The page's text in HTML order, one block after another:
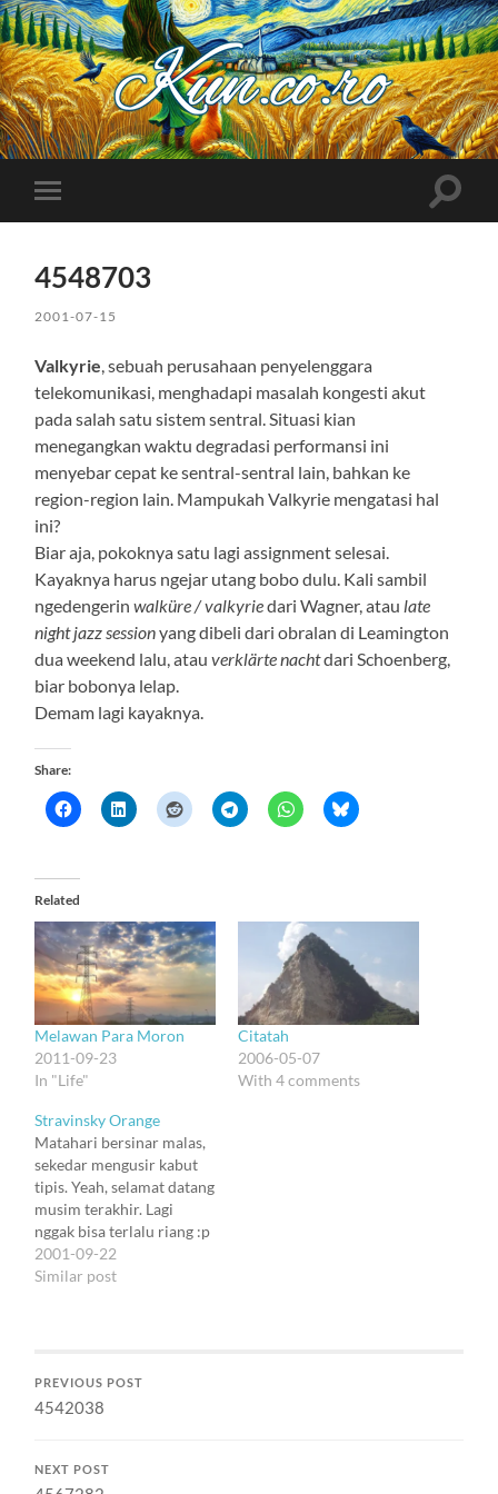
Kuncoro++
Toggle
mobile
Toggle
4548703
2001-07-15
Valkyrie , sebuah perusahaan penyelenggara
telekomunikasi, menghadapi masalah kongesti akut
pada salah satu sistem sentral. Situasi kian
menegangkan waktu degradasi performansi ini
menyebar cepat ke sentral-sentral lain, bahkan ke
region-region lain. Mampukah Valkyrie mengatasi hal
ini?
Biar aja, pokoknya satu lagi assignment selesai.
Kayaknya harus ngejar utang bobo dulu. Kali sambil
ngedengerinwalküre / valkyriedari Wagner, atau late
night jazz sessionyang dibeli dari obralan di Leamington
dua weekend lalu, atauverklärte nachtdari Schoenberg,
biar bobonya lelap.
Demam lagi kayaknya.
Share:
Related
Melawan Para Moron
2011-09-23
In "Life"
Citatah
2006-05-07
With 4 comments
Stravinsky Orange
Matahari bersinar malas,
sekedar mengusir kabut
tipis. Yeah, selamat datang
musim terakhir. Lagi
nggak bisa terlalu riang :p
menyambut waktu yang
bergeser. Argh, nafas aja
banyak, kata si mbak
penjaga dining room,
2001-09-22
Similar post
PREVIOUS POST
4542038
NEXT POST